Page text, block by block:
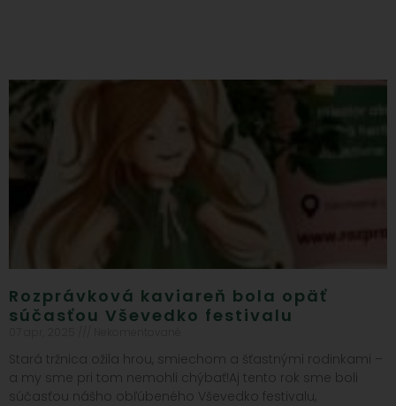
Rozprávková kaviareň bola opäť
súčasťou Vševedko festivalu
Stará tržnica ožila hrou, smiechom a šťastnými rodinkami –
a my sme pri tom nemohli chýbať!Aj tento rok sme boli
súčasťou nášho obľúbeného Vševedko festivalu,